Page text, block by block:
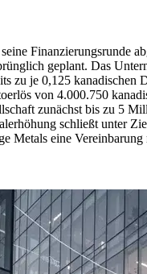
Finanzierungsrunde
geplant. Das
zu je 0,125 kanadischen
von 4.000.750
zunächst bis zu 5
schließt unter
Metals eine